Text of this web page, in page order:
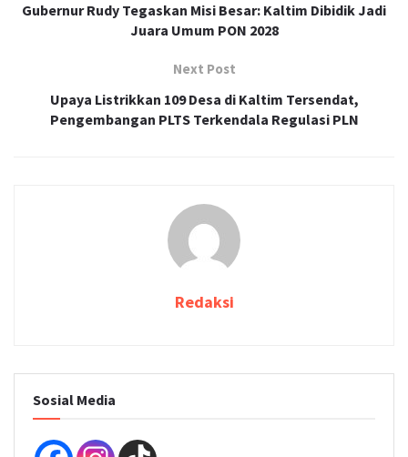
Gubernur Rudy Tegaskan Misi Besar: Kaltim Dibidik Jadi
Juara Umum PON 2028
Next Post
Upaya Listrikkan 109 Desa di Kaltim Tersendat,
Pengembangan PLTS Terkendala Regulasi PLN
Redaksi
Sosial Media